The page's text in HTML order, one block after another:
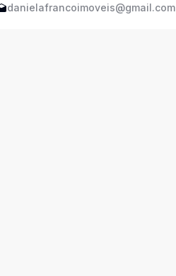
danielafrancoimoveis@gmail.com